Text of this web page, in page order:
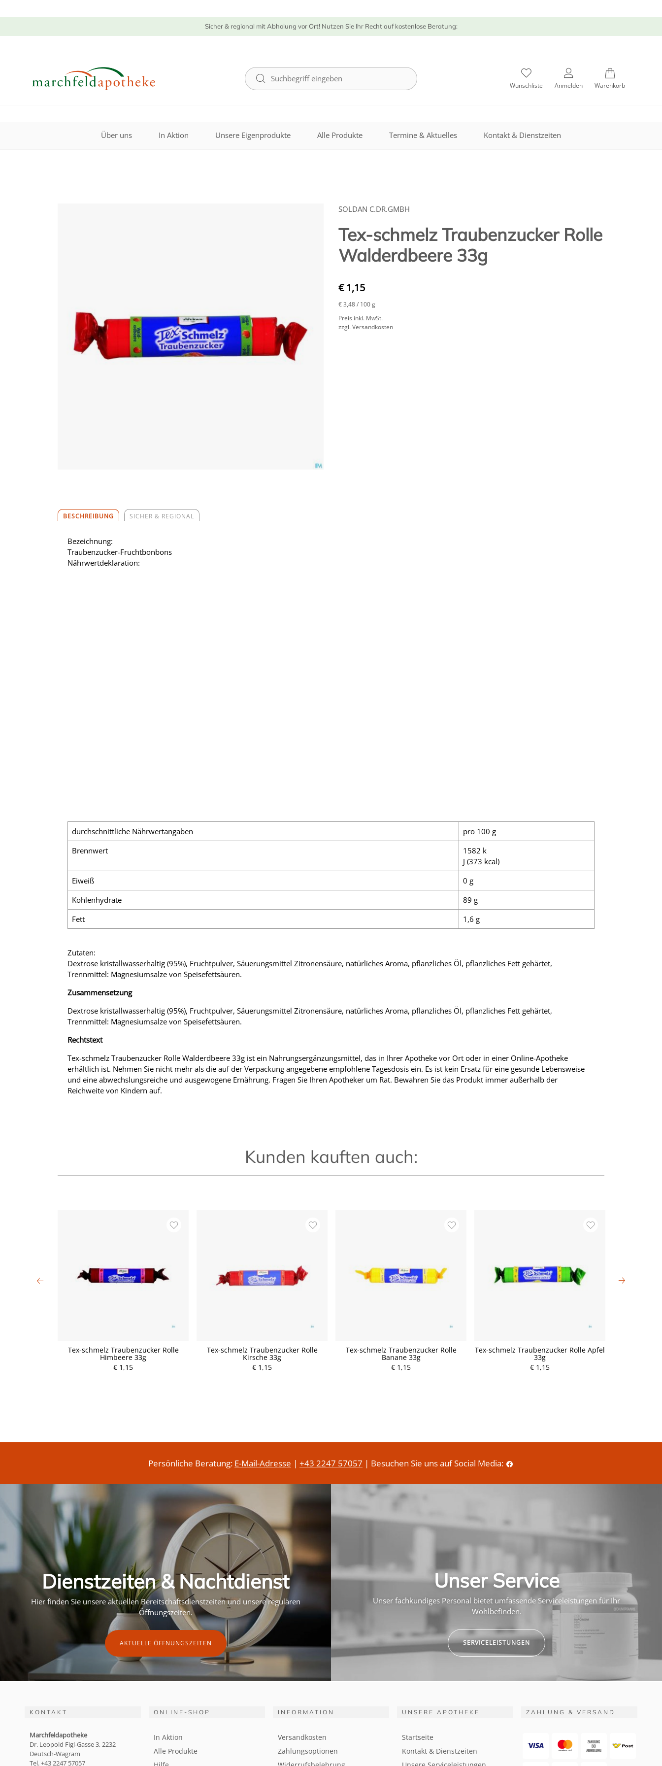
Sicher & regional mit Abholung vor Ort! Nutzen Sie Ihr Recht auf kostenlose Beratung:
Wunschliste Anmelden Warenkorb
Über uns In Aktion Unsere Eigenprodukte Alle Produkte Termine & Aktuelles Kontakt & Dienstzeiten
SOLDAN C.DR.GMBH
Tex-schmelz Traubenzucker Rolle
Walderdbeere 33g
€ 1,15
€ 3,48/ 100 g
Preis inkl. MwSt.
zzgl. Versandkosten
BESCHREIBUNG SICHER & REGIONAL
Bezeichnung:
Traubenzucker-Fruchtbonbons
Nährwertdeklaration:
durchschnittliche Nährwertangaben
pro 100 g
Brennwert
1582 k
J (373 kcal)
Eiweiß
0 g
Kohlenhydrate
89 g
Fett
1,6 g
Zutaten:
Dextrose kristallwasserhaltig (95%), Fruchtpulver, Säuerungsmittel Zitronensäure, natürliches Aroma, pflanzliches Öl, pflanzliches Fett gehärtet,
Trennmittel: Magnesiumsalze von Speisefettsäuren.
Zusammensetzung
Dextrose kristallwasserhaltig (95%), Fruchtpulver, Säuerungsmittel Zitronensäure, natürliches Aroma, pflanzliches Öl, pflanzliches Fett gehärtet,
Trennmittel: Magnesiumsalze von Speisefettsäuren.
Rechtstext
Tex-schmelz Traubenzucker Rolle Walderdbeere 33g ist ein Nahrungsergänzungsmittel, das in Ihrer Apotheke vor Ort oder in einer Online-Apotheke
erhältlich ist. Nehmen Sie nicht mehr als die auf der Verpackung angegebene empfohlene Tagesdosis ein. Es ist kein Ersatz für eine gesunde Lebensweise
und eine abwechslungsreiche und ausgewogene Ernährung. Fragen Sie Ihren Apotheker um Rat. Bewahren Sie das Produkt immer außerhalb der
Reichweite von Kindern auf.
Kunden kauften auch:
Tex-schmelz Traubenzucker Rolle
Himbeere 33g
€ 1,15
Tex-schmelz Traubenzucker Rolle
Kirsche 33g
€ 1,15
Tex-schmelz Traubenzucker Rolle
Banane 33g
€ 1,15
Tex-schmelz Traubenzucker Rolle Apfel
33g
€ 1,15
P
P P P
Persönliche Beratung: E-Mail-Adresse | +43 2247 57057 | Besuchen Sie uns auf Social Media:
Dienstzeiten & Nachtdienst
Hier finden Sie unsere aktuellen Bereitschaftsdienstzeiten und unsere regulären
Öffnungszeiten.
AKTUELLE ÖFFNUNGSZEITEN
Unser Service
Unser fachkundiges Personal bietet umfassende Serviceleistungen für Ihr
Wohlbefinden.
SERVICELEISTUNGEN
KONTAKT
Marchfeldapotheke
Dr. Leopold Figl-Gasse 3, 2232
Deutsch-Wagram
Tel. +43 2247 57057
ONLINE-SHOP
In Aktion
Alle Produkte
INFORMATION
Versandkosten
Zahlungsoptionen
UNSERE APOTHEKE
Startseite
Kontakt & Dienstzeiten
ZAHLUNG & VERSAND